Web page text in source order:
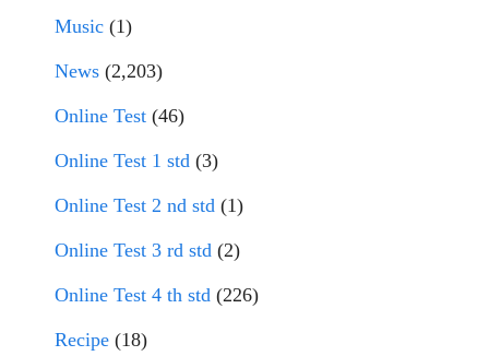
Music (1)
News (2,203)
Online Test (46)
Online Test 1 std (3)
Online Test 2 nd std (1)
Online Test 3 rd std (2)
Online Test 4 th std (226)
Recipe (18)